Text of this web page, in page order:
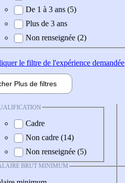
De 1 à 3 ans (5)
Plus de 3 ans
Non renseignée (2)
le filtre de l'expérience demandée
Plus de filtres
Cadre
Non cadre (14)
Non renseignée (5)
BRUT MINIMUM